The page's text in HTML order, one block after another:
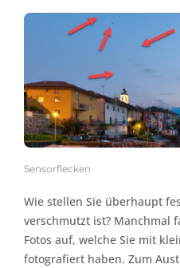
Sensorflecken
Wie stellen Sie überhaupt
verschmutzt ist? Manchmal
Fotos auf, welche Sie mit
fotografiert haben. Zum